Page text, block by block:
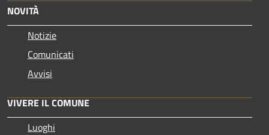
NOVITÀ
Notizie
Comunicati
Avvisi
VIVERE IL COMUNE
Luoghi